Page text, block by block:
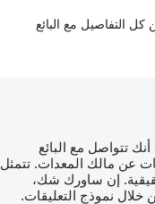
التفاصيل مع البائع
تتواصل مع البائع
عن مالك المعدات. تتمثل
إن ساورك شك،
خلال نموذج التعليقات.